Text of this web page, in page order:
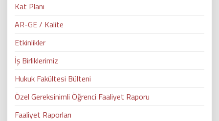
Kat Planı
AR-GE / Kalite
Etkinlikler
İş Birliklerimiz
Hukuk Fakültesi Bülteni
Özel Gereksinimli Öğrenci Faaliyet Raporu
Faaliyet Raporları